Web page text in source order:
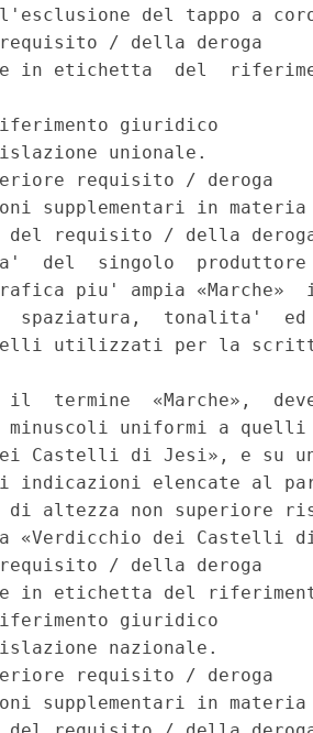
del tappo a
/ della deroga
in etichetta  del
giuridico
unionale.
requisito / deroga
supplementari in
del requisito / della
del  singolo
piu' ampia
tonalita'  ed
utilizzati per la
il  termine  «Marche»,
minuscoli uniformi a
Castelli di Jesi», e su
indicazioni elencate al
di altezza non
«Verdicchio dei Castelli
/ della deroga
in etichetta del
giuridico
nazionale.
requisito / deroga
supplementari in